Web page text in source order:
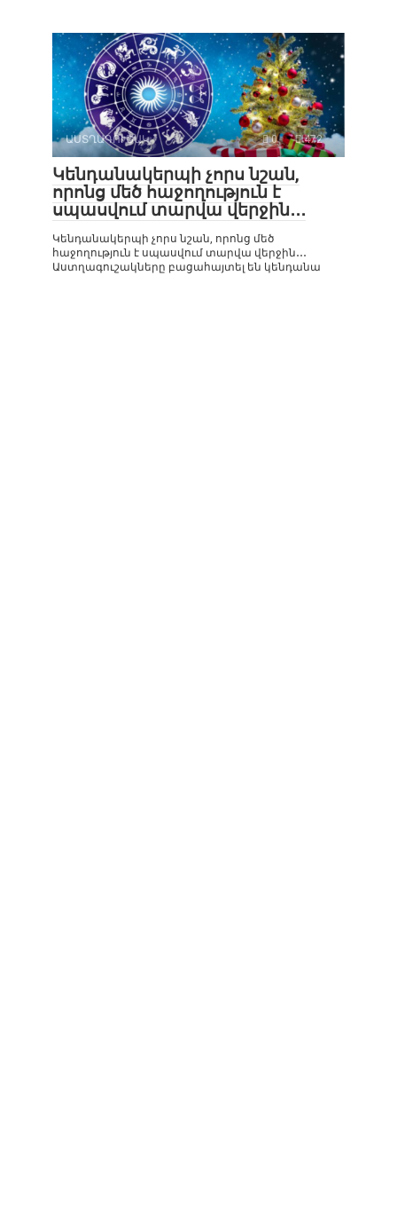
ԱՍՏՂԱԳՈՒՇԱԿ 0 472
Կենդանակերպի չորս նշան,
որոնց մեծ հաջողություն է
սպասվում տարվա վերջին․․․
Կենդանակերպի չորս նշան, որոնց մեծ
հաջողություն է սպասվում տարվա վերջին․․․
Աստղագուշակները բացահայտել են կենդանա